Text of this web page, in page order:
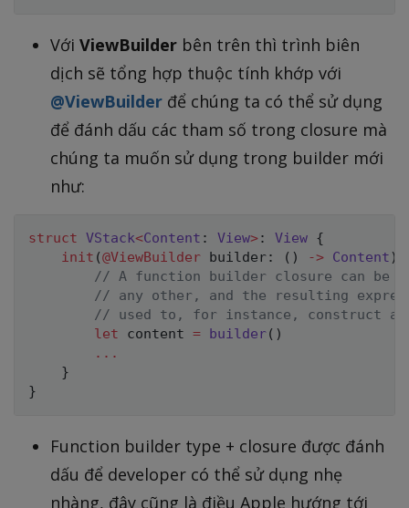
Với ViewBuilder bên trên thì trình biên
dịch sẽ tổng hợp thuộc tính khớp với
@ViewBuilder để chúng ta có thể sử dụng
để đánh dấu các tham số trong closure mà
chúng ta muốn sử dụng trong builder mới
như:
struct VStack<Content : View>: View {
init (@ViewBuilder builder: ( ) -> Content )
// A function builder closure can be
// any other, and the resulting
// used to, for instance, construct a
let content = builder( )
...
}
}
Function builder type + closure được đánh
dấu để developer có thể sử dụng nhẹ
nhàng, đây cũng là điều Apple hướng tới